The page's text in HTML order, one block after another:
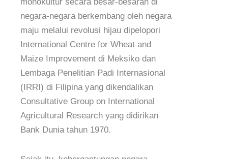
negara-negara berkembang oleh negara
maju melalui revolusi hijau dipelopori
International Centre for Wheat and
Maize Improvement di Meksiko dan
Lembaga Penelitian Padi Internasional
(IRRI) di Filipina yang dikendalikan
Consultative Group on International
Agricultural Research yang didirikan
Bank Dunia tahun 1970.